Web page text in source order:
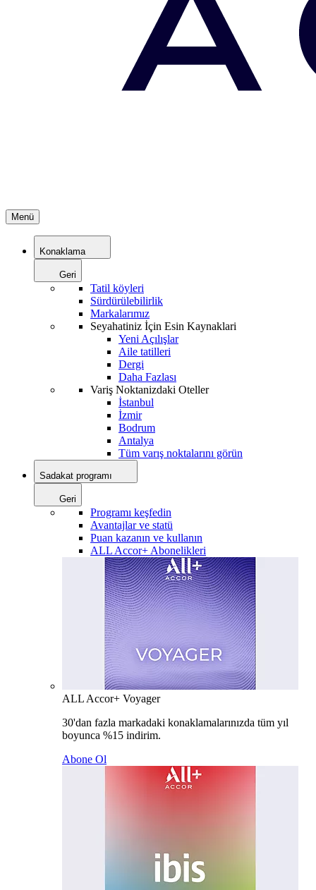
Menü
Konaklama
Geri
Tatil köyleri
Sürdürülebilirlik
Markalarımız
Seyahatiniz İçin Esin Kaynaklari
Yeni Açılışlar
Aile tatilleri
Dergi
Daha Fazlası
Variş Noktanizdaki Oteller
İstanbul
İzmir
Bodrum
Antalya
Tüm varış noktalarını görün
Sadakat programı
Geri
Programı keşfedin
Avantajlar ve statü
Puan kazanın ve kullanın
ALL Accor+ Abonelikleri
ALL Accor+ Voyager
30'dan fazla markadaki konaklamalarınızda tüm yıl
boyunca %15 indirim.
Abone Ol